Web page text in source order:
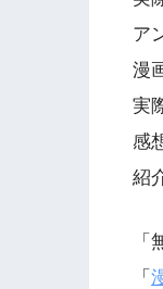
ア
漫
実
感
紹
「